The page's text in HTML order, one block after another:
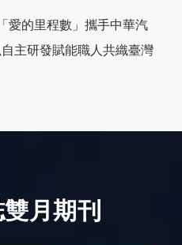
愛的里程數」攜手中華汽
主研發賦能職人共織臺灣
月期刊